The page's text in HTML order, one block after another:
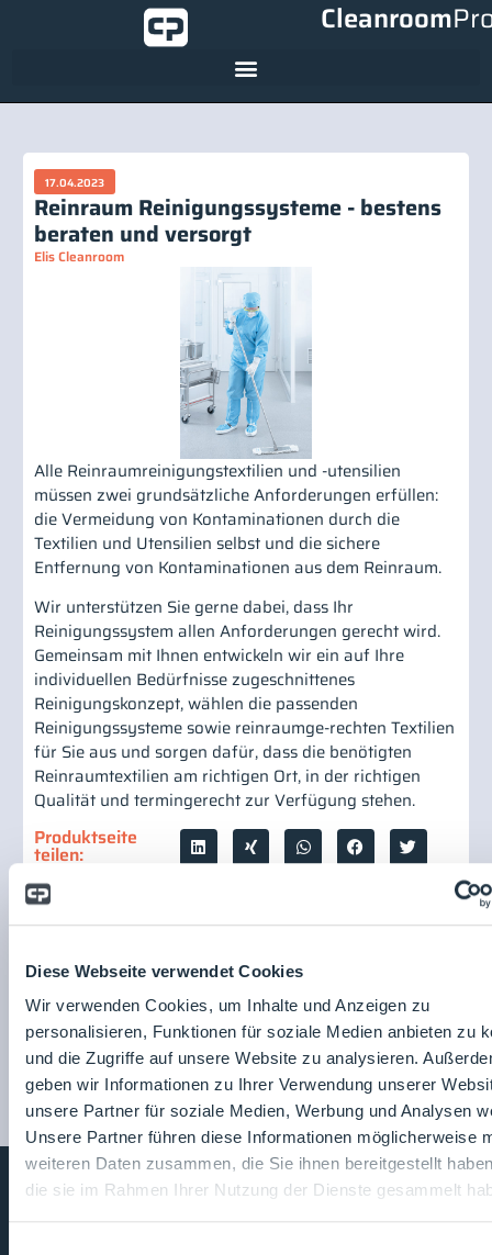
Diese Webseite verwendet Cookies
Wir verwenden Cookies, um Inhalte und Anzeigen zu
personalisieren, Funktionen für soziale Medien anbieten zu
und die Zugriffe auf unsere Website zu analysieren.
geben wir Informationen zu Ihrer Verwendung unserer
unsere Partner für soziale Medien, Werbung und Analysen
Unsere Partner führen diese Informationen möglicherweise
weiteren Daten zusammen, die Sie ihnen bereitgestellt
die sie im Rahmen Ihrer Nutzung der Dienste gesammelt
Cleanroom
17.04.2023
Reinraum Reinigungssysteme - bestens
beraten und versorgt
Elis Cleanroom
Alle Reinraumreinigungstextilien und -utensilien
müssen zwei grundsätzliche Anforderungen erfüllen:
die Vermeidung von Kontaminationen durch die
Textilien und Utensilien selbst und die sichere
Entfernung von Kontaminationen aus dem Reinraum.
Wir unterstützen Sie gerne dabei, dass Ihr
Reinigungssystem allen Anforderungen gerecht wird.
Gemeinsam mit Ihnen entwickeln wir ein auf Ihre
individuellen Bedürfnisse zugeschnittenes
Reinigungskonzept, wählen die passenden
Reinigungssysteme sowie reinraumge-rechten Textilien
für Sie aus und sorgen dafür, dass die benötigten
Reinraumtextilien am richtigen Ort, in der richtigen
Qualität und termingerecht zur Verfügung stehen.
Produktseite
teilen:
Elis Cleanroom
Elis Cleanroom
Unternehmensprofil